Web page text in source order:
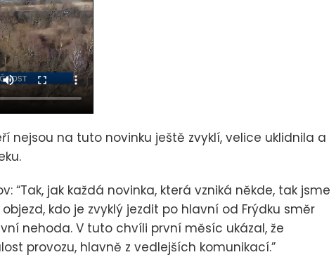
nejsou na tuto novinku ještě zvyklí, velice uklidnila a
“Tak, jak každá novinka, která vzniká někde, tak jsme
kdo je zvyklý jezdit po hlavní od Frýdku směr
nehoda. V tuto chvíli první měsíc ukázal, že
provozu, hlavně z vedlejších komunikací.”